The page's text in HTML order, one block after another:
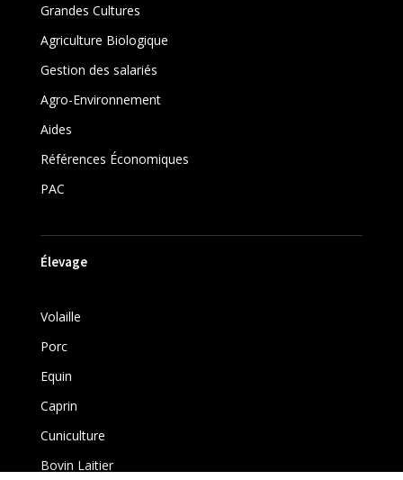
Grandes Cultures
Agriculture Biologique
Gestion des salariés
Agro-Environnement
Aides
Références Économiques
PAC
Élevage
Volaille
Porc
Equin
Caprin
Cuniculture
Bovin Laitier